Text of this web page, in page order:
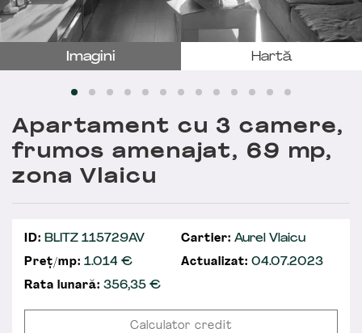
Imagini Hartă
Apartament cu 3 camere,
frumos amenajat, 69 mp,
zona Vlaicu
ID: BLITZ 115729AV Cartier: Aurel Vlaicu
Preț/mp: 1.014 € Actualizat: 04.07.2023
Rata lunară: 356,35€
Calculator credit